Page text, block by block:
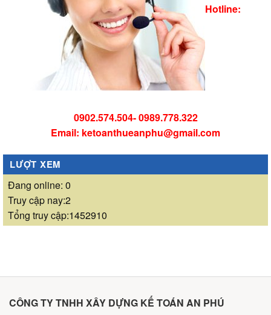
Hotline:
0902.574.504- 0989.778.322
Email: ketoanthueanphu@gmail.com
LƯỢT XEM
Đang online: 0
Truy cập nay:2
Tổng truy cập:1452910
CÔNG TY TNHH XÂY DỰNG KẾ TOÁN AN PHÚ